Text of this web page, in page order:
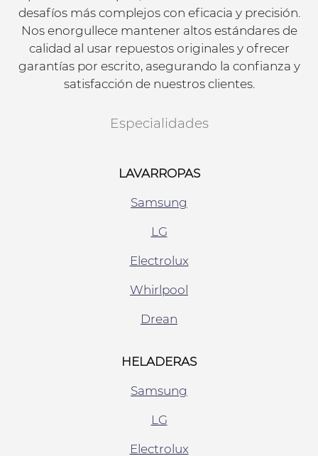
desafíos más complejos con eficacia y precisión.
Nos enorgullece mantener altos estándares de
calidad al usar repuestos originales y ofrecer
garantías por escrito, asegurando la confianza y
satisfacción de nuestros clientes.
Especialidades
LAVARROPAS
Samsung
LG
Electrolux
Whirlpool
Drean
HELADERAS
Samsung
LG
Electrolux